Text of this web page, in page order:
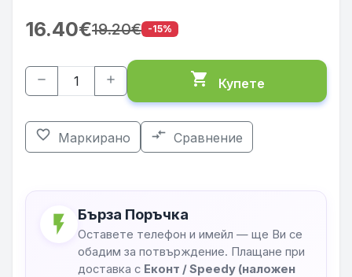
16.40€19.20€ -15%
remove add shopping_cart Купете
favorite_border Маркирано compare_arrows Сравнение
flash_on Бърза Поръчка
Оставете телефон и имейл — ще Ви се
обадим за потвърждение. Плащане при
доставка с Еконт / Speedy (наложен